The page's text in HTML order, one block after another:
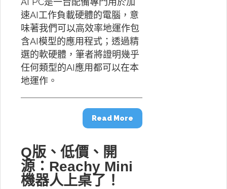
速AI工作負載硬體的電腦，意
味著我們可以高效率地運作包
含AI模型的應用程式；透過精
選的軟硬體，筆者將證明幾乎
任何類型的AI應用都可以在本
地運作。
Read More
Q版、低價、開
源：Reachy Mini
機器人上桌了！